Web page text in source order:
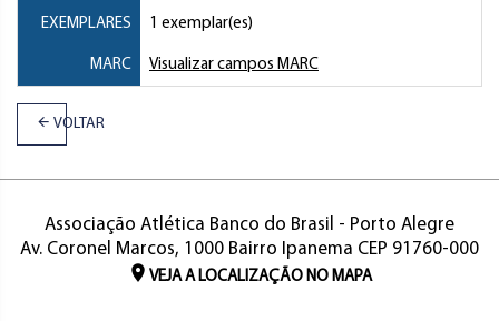
EXEMPLARES 1 exemplar(es)
MARC Visualizar campos MARC
VOLTAR
Associação Atlética Banco do Brasil - Porto Alegre
Av. Coronel Marcos, 1000 Bairro Ipanema CEP 91760-000
VEJA A LOCALIZAÇÃO NO MAPA